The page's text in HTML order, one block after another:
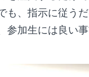
も、指示に従う
参加生には良い